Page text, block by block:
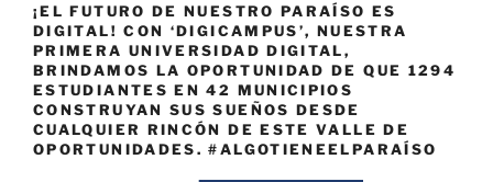
¡EL FUTURO DE NUESTRO PARAÍSO ES
DIGITAL! CON ‘DIGICAMPUS’, NUESTRA
PRIMERA UNIVERSIDAD DIGITAL,
BRINDAMOS LA OPORTUNIDAD DE QUE 1294
ESTUDIANTES EN 42 MUNICIPIOS
CONSTRUYAN SUS SUEÑOS DESDE
CUALQUIER RINCÓN DE ESTE VALLE DE
OPORTUNIDADES. #ALGOTIENEELPARAÍSO